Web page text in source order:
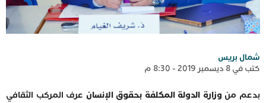
شمال بريس
كتب في 8 ديسمبر 2019 - 8:30 م
بدعم من وزارة الدولة المكلفة بحقوق الإنسان عرف المركب الثقافي